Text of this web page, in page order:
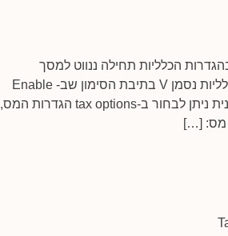
הכלליות תחילה ננווט למסך
ההגדרות הכלליות: WooCommerce > settings במסך ההגדרות הכלליות נסמן V בתיבת הסימון שב- Enable
taxes (אפשר מיסים). לאחר מכן נעבור ללשונית ה-tax. מתחת ללשונית ניתן לבחור ב-tax options הגדרות המס,
מס: […]